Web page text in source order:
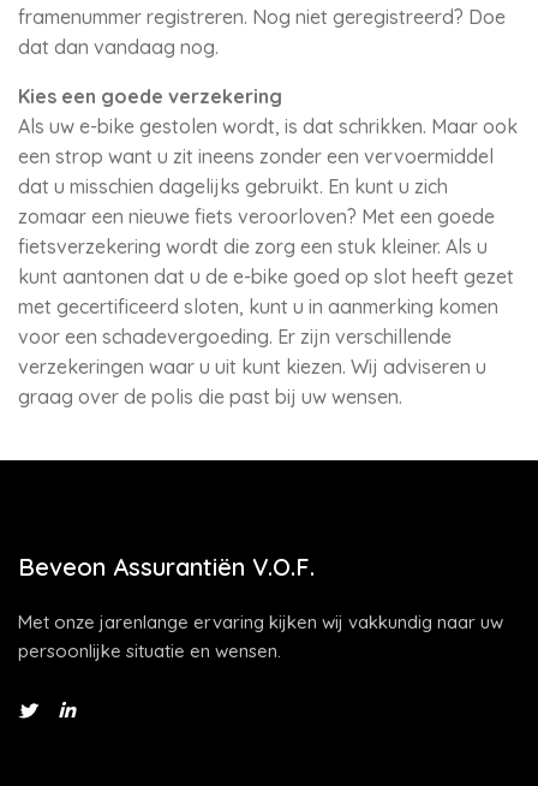
framenummer registreren. Nog niet geregistreerd? Doe
dat dan vandaag nog.
Kies een goede verzekering
Als uw e-bike gestolen wordt, is dat schrikken. Maar ook
een strop want u zit ineens zonder een vervoermiddel
dat u misschien dagelijks gebruikt. En kunt u zich
zomaar een nieuwe fiets veroorloven? Met een goede
fietsverzekering wordt die zorg een stuk kleiner. Als u
kunt aantonen dat u de e-bike goed op slot heeft gezet
met gecertificeerd sloten, kunt u in aanmerking komen
voor een schadevergoeding. Er zijn verschillende
verzekeringen waar u uit kunt kiezen. Wij adviseren u
graag over de polis die past bij uw wensen.
Beveon Assurantiën V.O.F.
Met onze jarenlange ervaring kijken wij vakkundig naar uw
persoonlijke situatie en wensen.